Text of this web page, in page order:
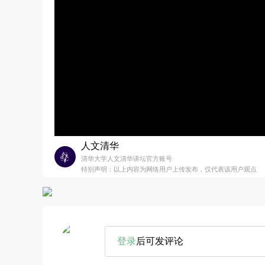
人文清华
清华大学人文清华讲坛官方账号
特别声明：以上内容为网络用户上传发布，仅代表该用户观点
登录后可发评论